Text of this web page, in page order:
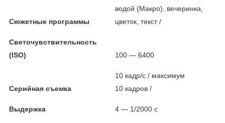
Сюжетные программы
водой (Макро), вечеринка,
цветок, текст /
Светочувствительность
(ISO)
100 — 6400
Серийная съемка
10 кадр/с / максимум
10 кадров /
Выдержка 4 — 1/2000 с